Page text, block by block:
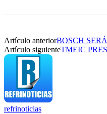
Artículo anteriorBOSCH
Artículo siguienteTMEIC
refrinoticias